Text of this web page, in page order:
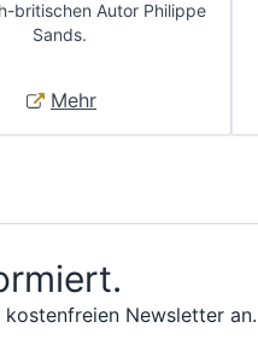
britischen Autor Philippe
Sands.
Mehr
Newsletter an.